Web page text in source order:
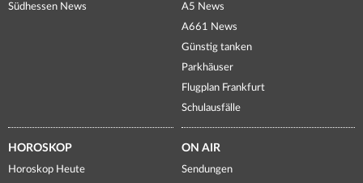
Südhessen News
A5 News
A661 News
Günstig tanken
Parkhäuser
Flugplan Frankfurt
Schulausfälle
HOROSKOP
Horoskop Heute
ON AIR
Sendungen